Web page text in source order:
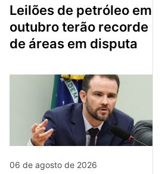
leilões de petróleo em
outubro terão recorde
de áreas em disputa
06 de agosto de 2026